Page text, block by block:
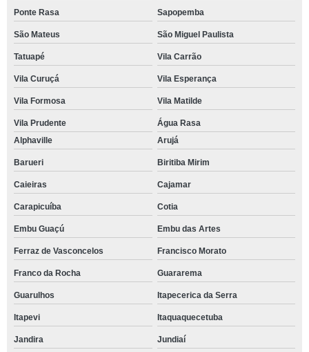
Ponte Rasa Sapopemba
São Mateus São Miguel Paulista
Tatuapé Vila Carrão
Vila Curuçá Vila Esperança
Vila Formosa Vila Matilde
Vila Prudente
Água Rasa
Alphaville
Arujá
Barueri Biritiba Mirim
Caieiras Cajamar
Carapicuíba Cotia
Embu Guaçú Embu das Artes
Ferraz de Vasconcelos Francisco Morato
Franco da Rocha Guararema
Guarulhos Itapecerica da Serra
Itapevi Itaquaquecetuba
Jandira Jundiaí